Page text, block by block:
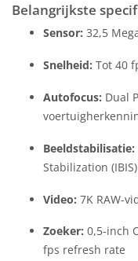
Belangrijkste
Sensor: 32,5
Snelheid: Tot 40
Autofocus: Dual
Beeldstabilisatie:
Stabilization (IBIS)
Video: 7K RAW-
Zoeker: 0,5-inch
fps refresh rate